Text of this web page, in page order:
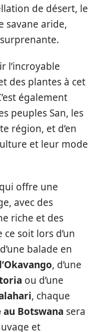
de désert, le
savane aride,
l’incroyable
des plantes à cet
également
peuples San, les
région, et d’en
et leur mode
offre une
avec des
riche et des
soit lors d’un
balade en
, d’une
ou d’une
, chaque
au Botswana sera
et